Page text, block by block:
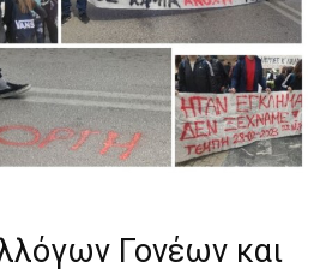
Γονέων και